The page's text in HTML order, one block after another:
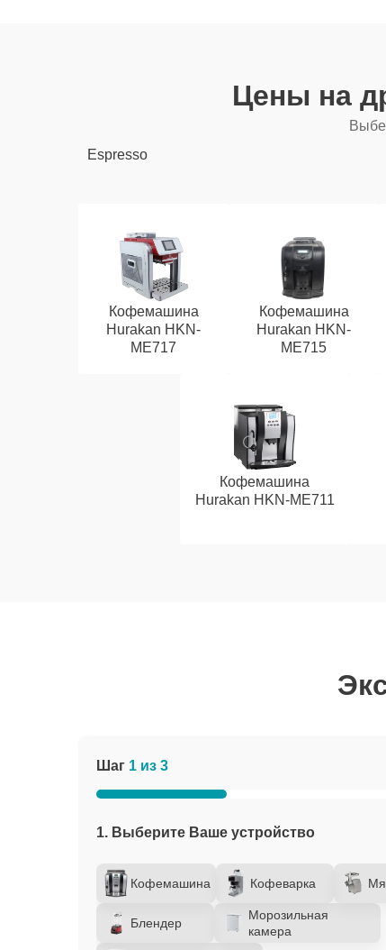
Цены на
Espresso
Кофемашина
Hurakan HKN-
ME717
Кофемашина
Hurakan HKN-
ME715
Кофемашина
Hurakan HKN-ME711
Шаг 1 из 3
1. Выберите Ваше устройство
Кофемашина Кофеварка
Блендер
Морозильная
камера